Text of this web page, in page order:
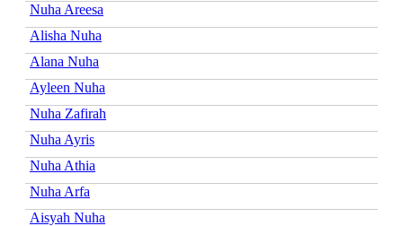
Nuha Areesa
Alisha Nuha
Alana Nuha
Ayleen Nuha
Nuha Zafirah
Nuha Ayris
Nuha Athia
Nuha Arfa
Aisyah Nuha